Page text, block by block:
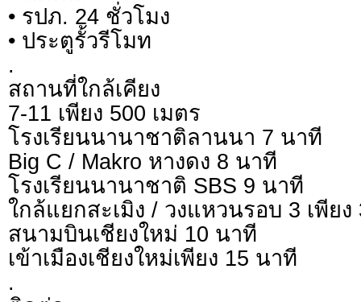
• รปภ. 24 ชั่วโมง
• ประตูรั้วรีโมท
.
สถานที่ใกล้เคียง
7-11 เพียง 500 เมตร
โรงเรียนนานาชาติลานนา 7 นาที
Big C / Makro หางดง 8 นาที
โรงเรียนนานาชาติ SBS 9 นาที
ใกล้แยกสะเมิง / วงแหวนรอบ 3 เพียง
สนามบินเชียงใหม่ 10 นาที
เข้าเมืองเชียงใหม่เพียง 15 นาที
.